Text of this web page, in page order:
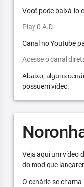
Você pode baixá-lo
Play 0 A.D.
Canal no Youtube
Acesse o canal
Abaixo, alguns
possuem vídeo:
Veja aqui um vídeo
do mod que
O cenário se